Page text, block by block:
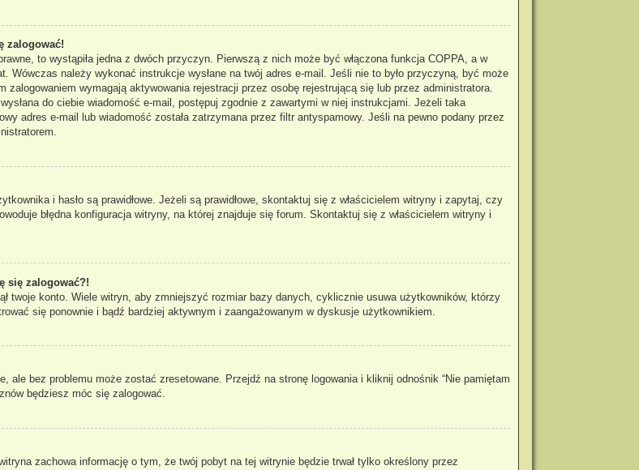
zalogować!
to wystąpiła jedna z dwóch przyczyn. Pierwszą z nich może być włączona funkcja COPPA, a w
Wówczas należy wykonać instrukcje wysłane na twój adres e-mail. Jeśli nie to było przyczyną, być może
zalogowaniem wymagają aktywowania rejestracji przez osobę rejestrującą się lub przez administratora.
do ciebie wiadomość e-mail, postępuj zgodnie z zawartymi w niej instrukcjami. Jeżeli taka
adres e-mail lub wiadomość została zatrzymana przez filtr antyspamowy. Jeśli na pewno podany przez
i hasło są prawidłowe. Jeżeli są prawidłowe, skontaktuj się z właścicielem witryny i zapytaj, czy
błędna konfiguracja witryny, na której znajduje się forum. Skontaktuj się z właścicielem witryny i
się zalogować?!
twoje konto. Wiele witryn, aby zmniejszyć rozmiar bazy danych, cyklicznie usuwa użytkowników, którzy
się ponownie i bądź bardziej aktywnym i zaangażowanym w dyskusje użytkownikiem.
ale bez problemu może zostać zresetowane. Przejdź na stronę logowania i kliknij odnośnik “Nie pamiętam
będziesz móc się zalogować.
zachowa informację o tym, że twój pobyt na tej witrynie będzie trwał tylko określony przez